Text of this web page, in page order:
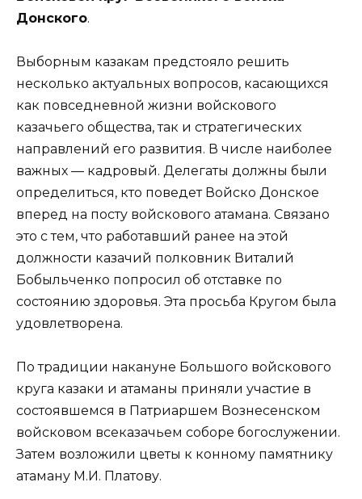
Донского.
Выборным казакам предстояло решить
несколько актуальных вопросов, касающихся
как повседневной жизни войскового
казачьего общества, так и стратегических
направлений его развития. В числе наиболее
важных — кадровый. Делегаты должны были
определиться, кто поведет Войско Донское
вперед на посту войскового атамана. Связано
это с тем, что работавший ранее на этой
должности казачий полковник Виталий
Бобыльченко попросил об отставке по
состоянию здоровья. Эта просьба Кругом была
удовлетворена.
По традиции накануне Большого войскового
круга казаки и атаманы приняли участие в
состоявшемся в Патриаршем Вознесенском
войсковом всеказачьем соборе богослужении.
Затем возложили цветы к конному памятнику
атаману М.И. Платову.